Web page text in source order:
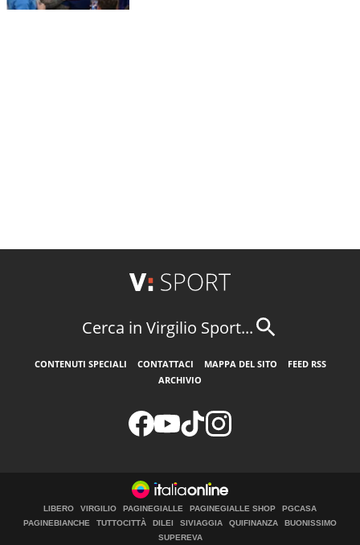
Cerca in Virgilio Sport...
CONTENUTI SPECIALI CONTATTACI MAPPA DEL SITO
FEED RSS
ARCHIVIO
LIBERO VIRGILIO PAGINEGIALLE PAGINEGIALLE SHOP
PGCASA
PAGINEBIANCHE
TUTTOCITTÀ DILEI SIVIAGGIA QUIFINANZA
BUONISSIMO
SUPEREVA